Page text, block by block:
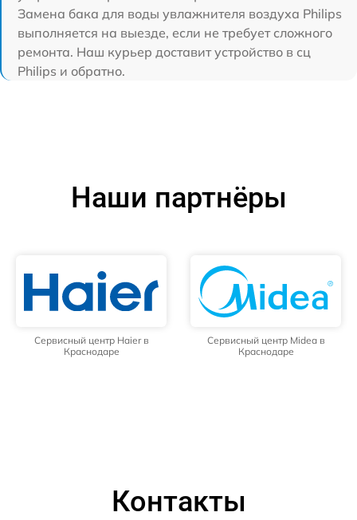
Замена бака для воды увлажнителя воздуха Philips
выполняется на выезде, если не требует сложного
ремонта. Наш курьер доставит устройство в сц
Philips и обратно.
Наши партнёры
Сервисный центр Haier в
Краснодаре
Сервисный центр Midea в
Краснодаре
Контакты